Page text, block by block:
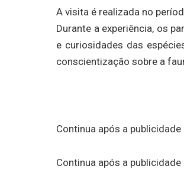
A visita é realizada no
Durante a experiência, os
e curiosidades das
conscientização sobre a
Continua após a publicidade
Continua após a publicidade